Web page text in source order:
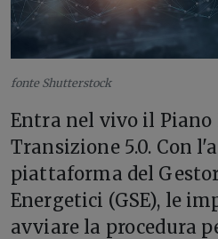
fonte Shutterstock
Entra nel vivo il Piano
Transizione 5.0. Con
piattaforma del
Energetici (GSE), le
avviare la procedura